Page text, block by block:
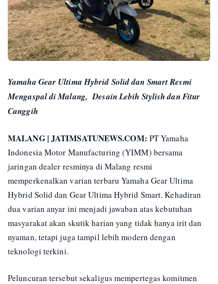
Yamaha Gear Ultima Hybrid Solid dan Smart Resmi
Mengaspal di Malang, Desain Lebih Stylish dan Fitur
Canggih
MALANG | JATIMSATUNEWS.COM: PT Yamaha
Indonesia Motor Manufacturing (YIMM) bersama
jaringan dealer resminya di Malang resmi
memperkenalkan varian terbaru Yamaha Gear Ultima
Hybrid Solid dan Gear Ultima Hybrid Smart. Kehadiran
dua varian anyar ini menjadi jawaban atas kebutuhan
masyarakat akan skutik harian yang tidak hanya irit dan
nyaman, tetapi juga tampil lebih modern dengan
teknologi terkini.
Peluncuran tersebut sekaligus mempertegas komitmen